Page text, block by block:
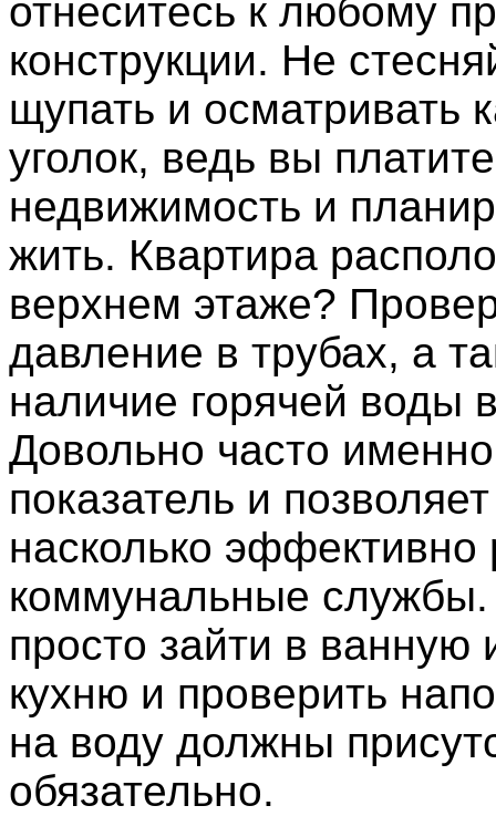
отнеситесь к любому
конструкции. Не
щупать и осматривать
уголок, ведь вы
недвижимость и
жить. Квартира
верхнем этаже?
давление в трубах, а
наличие горячей воды
Довольно часто именно
показатель и
насколько эффективно
коммунальные службы.
просто зайти в ванную
кухню и проверить
на воду должны
обязательно.